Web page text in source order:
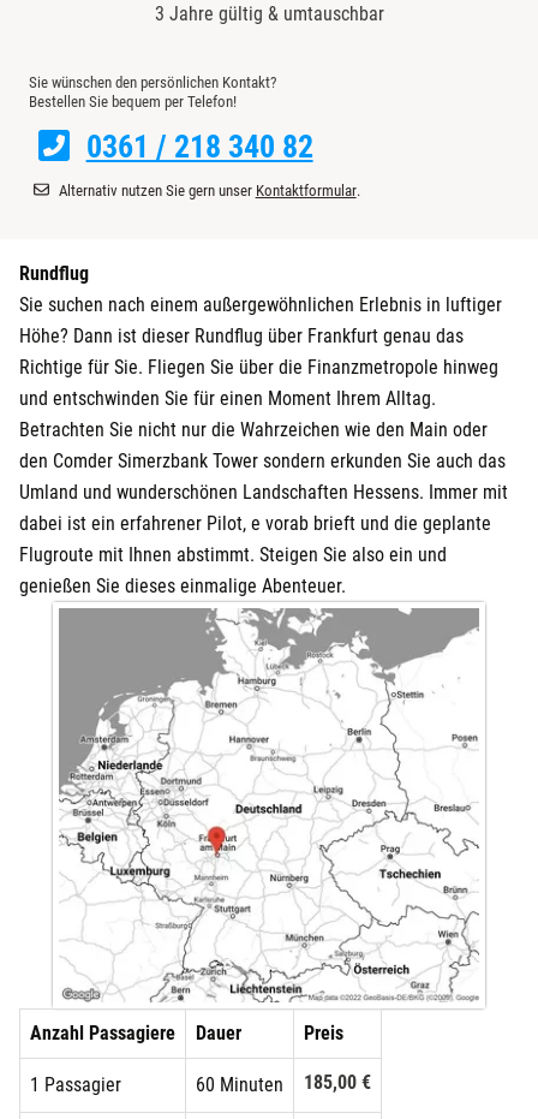
3 Jahre gültig & umtauschbar
Sie wünschen den persönlichen Kontakt?
Bestellen Sie bequem per Telefon!
0361 / 218 340 82
Alternativ nutzen Sie gern unser Kontaktformular.
Rundflug
Sie suchen nach einem außergewöhnlichen Erlebnis in luftiger
Höhe? Dann ist dieser Rundflug über Frankfurt genau das
Richtige für Sie. Fliegen Sie über die Finanzmetropole hinweg
und entschwinden Sie für einen Moment Ihrem Alltag.
Betrachten Sie nicht nur die Wahrzeichen wie den Main oder
den Comder Simerzbank Tower sondern erkunden Sie auch das
Umland und wunderschönen Landschaften Hessens. Immer mit
dabei ist ein erfahrener Pilot, e vorab brieft und die geplante
Flugroute mit Ihnen abstimmt. Steigen Sie also ein und
genießen Sie dieses einmalige Abenteuer.
Anzahl Passagiere Dauer Preis
1 Passagier 60 Minuten 185,00 €
Weimar
sächsische Schweiz